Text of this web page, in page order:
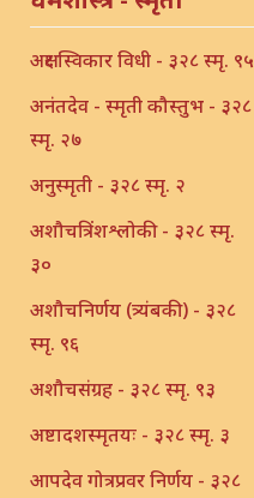
अक्षर स्विकार विधी - ३२८ स्मृ. ९५
अनंतदेव - स्मृती कौस्तुभ - ३२८
स्मृ. २७
अनुस्मृती - ३२८ स्मृ. २
अशौचत्रिंशश्लोकी - ३२८ स्मृ.
३०
अशौचनिर्णय (त्र्यंबकी) - ३२८
स्मृ. ९६
अशौचसंग्रह - ३२८ स्मृ. ९३
अष्टादशस्मृतयः - ३२८ स्मृ. ३
आपदेव गोत्रप्रवर निर्णय - ३२८